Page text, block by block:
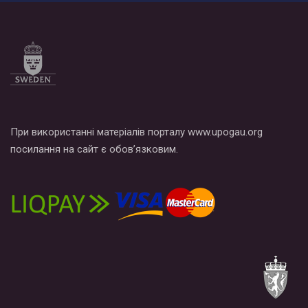
При використанні матеріалів порталу www.upogau.org
посилання на сайт є обов’язковим.